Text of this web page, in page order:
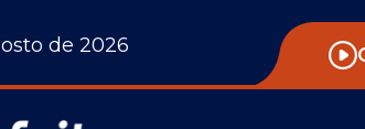
de 2026